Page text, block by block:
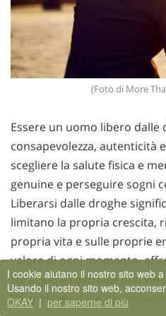
(Foto di More
Essere un uomo libero dalle
consapevolezza, autenticità
scegliere la salute fisica e
genuine e perseguire sogni
Liberarsi dalle droghe
limitano la propria crescita,
propria vita e sulle proprie
valore di ogni momento,
coraggio e costruire una
Vivere liberi dalle
I cookie aiutano il nostro sito web
Usando il nostro sito web,
OKAY | per saperne di più